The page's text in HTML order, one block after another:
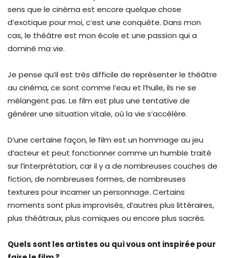
sens que le cinéma est encore quelque chose
d’exotique pour moi, c’est une conquête. Dans mon
cas, le théâtre est mon école et une passion qui a
dominé ma vie.
Je pense qu’il est très difficile de représenter le théâtre
au cinéma, ce sont comme l’eau et l’huile, ils ne se
mélangent pas. Le film est plus une tentative de
générer une situation vitale, où la vie s’accélère.
D’une certaine façon, le film est un hommage au jeu
d’acteur et peut fonctionner comme un humble traité
sur l’interprétation, car il y a de nombreuses couches de
fiction, de nombreuses formes, de nombreuses
textures pour incarner un personnage. Certains
moments sont plus improvisés, d’autres plus littéraires,
plus théâtraux, plus comiques ou encore plus sacrés.
Quels sont les artistes ou qui vous ont inspirée pour